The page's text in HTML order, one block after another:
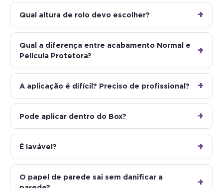
Qual altura de rolo devo escolher?
Qual a diferença entre acabamento Normal e
Película Protetora?
A aplicação é difícil? Preciso de profissional?
Pode aplicar dentro do Box?
É lavável?
O papel de parede sai sem danificar a
parede?